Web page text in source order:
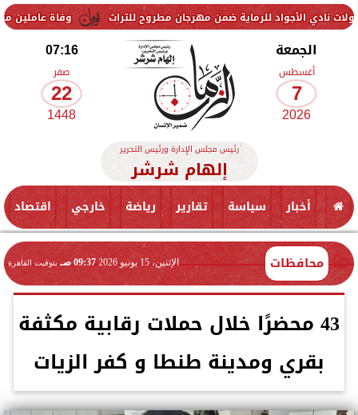
وفاة عاملين متأثرين للرماية ضمن مهرجان مطروح للتراث
الجمعة
أغسطس
7
2026
07:16
صفر
22
1448
رئيس مجلس الإدارة ورئيس التحرير
إلهام شرشر
أخبار سياسة تقارير رياضة خارجي اقتصاد
محافظات الإثنين، 15 يونيو 2026 09:37 صـ بتوقيت القاهرة
43 محضرًا خلال حملات رقابية مكثفة
بقري ومدينة طنطا و كفر الزيات